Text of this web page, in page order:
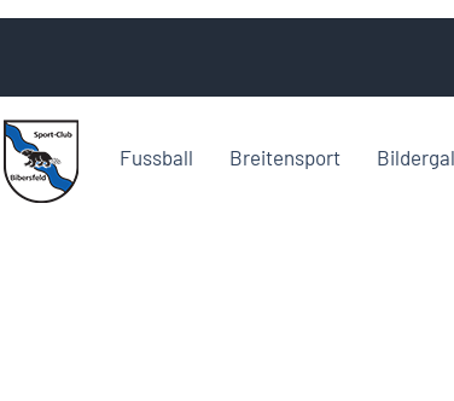
Fussball Breitensport